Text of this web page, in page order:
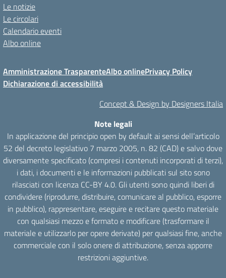
Le notizie
Le circolari
Calendario eventi
Albo online
Amministrazione TrasparenteAlbo onlinePrivacy Policy
Dichiarazione di accessibilità
Concept & Design by Designers Italia
Note legali
In applicazione del principio open by default ai sensi dell’articolo
52 del decreto legislativo 7 marzo 2005, n. 82 (CAD) e salvo dove
diversamente specificato (compresi i contenuti incorporati di terzi),
i dati, i documenti e le informazioni pubblicati sul sito sono
rilasciati con licenza CC-BY 4.0. Gli utenti sono quindi liberi di
condividere (riprodurre, distribuire, comunicare al pubblico, esporre
in pubblico), rappresentare, eseguire e recitare questo materiale
con qualsiasi mezzo e formato e modificare (trasformare il
materiale e utilizzarlo per opere derivate) per qualsiasi fine, anche
commerciale con il solo onere di attribuzione, senza apporre
restrizioni aggiuntive.